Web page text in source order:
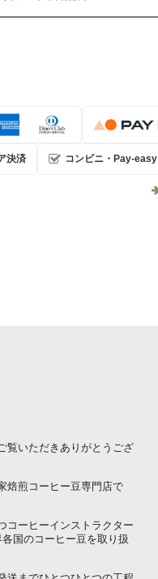
決済 コンビニ・Pay-easy
覧いただきありがとうござ
焙煎コーヒー豆専門店で
コーヒーインストラクター
国のコーヒー豆を取り扱